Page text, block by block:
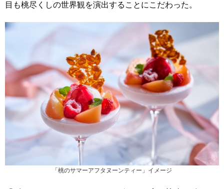
目も桃尽くしの世界観を演出することにこだわった。
「桃のサマーアフタヌーンティー」イメージ